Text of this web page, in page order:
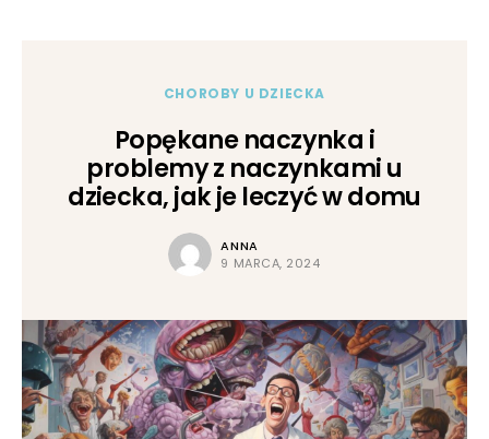
CHOROBY U DZIECKA
Popękane naczynka i
problemy z naczynkami u
dziecka, jak je leczyć w domu
ANNA
9 MARCA, 2024